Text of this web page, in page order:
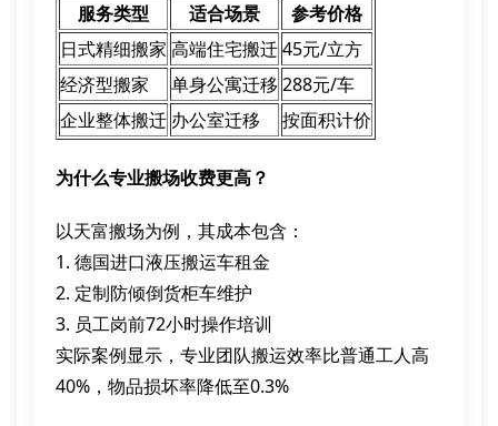
服务类型 适合场景
参考价格
日式精细搬家 高端住宅搬迁45元/立方
经济型搬家
单身公寓迁移 288元/车
企业整体搬迁 办公室迁移 按面积计价
为什么专业搬场收费更高？
以天富搬场为例，其成本包含：
1. 德国进口液压搬运车租金
2. 定制防倾倒货柜车维护
3. 员工岗前72小时操作培训
实际案例显示，专业团队搬运效率比普通工人高
40%，物品损坏率降低至0.3%